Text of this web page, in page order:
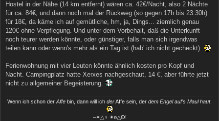
Hostel in der Nähe (14 km entfernt) wären ca. 42€/Nacht, also 2 Nächte
für ca. 84€, und dann noch mal der Rückweg (so gegen 17h bis 23:30h)
für 18€, da käme ich auf gemütliche, hm, ja, Dings... ziemlich genau
120€ ohne Verpflegung. Und unter dem Vorbehalt, daß die Unterkunft
noch teurer werden könnte, oder günstiger, falls man sich irgendwas
teilen kann oder wenn's mehr als ein Tag ist (hab' ich nicht gecheckt).
Ferienwohnung mit vier Leuten könnte ähnlich kosten pro Kopf und
Nacht. Campingplatz hatte Xerxes nachgeschaut, 14 €, aber führte jetzt
nicht zu allgemeiner Begeisterung.
Wenn ich schon der Affe bin, dann will ich derAffe sein, der dem Engel auf's Maul haut.
‒✴△♀ ✴ө△ʘ!